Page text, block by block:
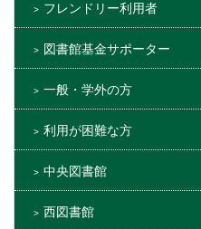
フレンドリー利用者
図書館基金サポーター
一般・学外の方
利用が困難な方
中央図書館
西図書館